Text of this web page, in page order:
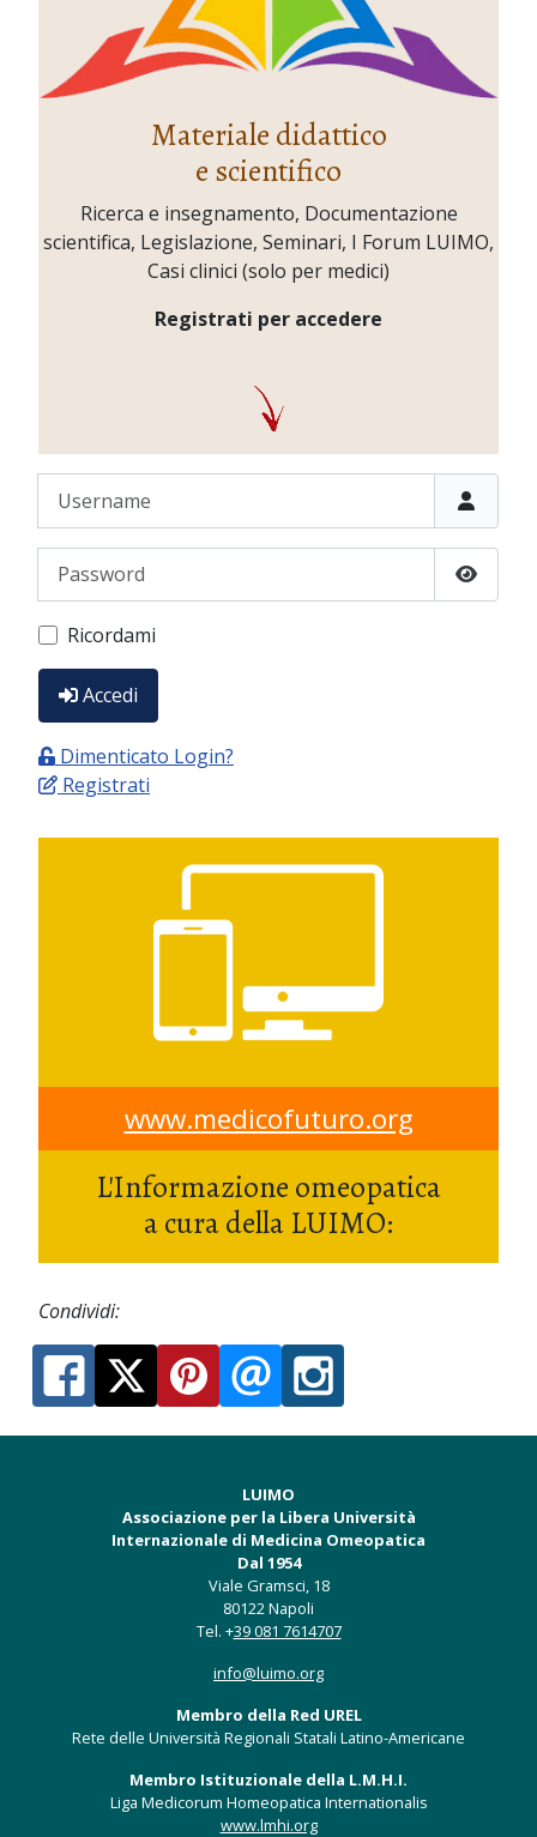
Materiale didattico
e scientifico
Ricerca e insegnamento, Documentazione
scientifica, Legislazione, Seminari, I Forum LUIMO,
Casi clinici (solo per medici)
Registrati per accedere
Password
Show
Ricordami
Accedi
Dimenticato Login?
Registrati
www.medicofuturo.org
L'Informazione omeopatica
a cura della LUIMO:
Condividi:
LUIMO
Associazione per la Libera Università
Internazionale di Medicina Omeopatica
Dal 1954
Viale Gramsci, 18
80122 Napoli
Tel. +39 081 7614707
info@luimo.org
Membro della Red UREL
Rete delle Università Regionali Statali Latino-Americane
Membro Istituzionale della L.M.H.I.
Liga Medicorum Homeopatica Internationalis
www.lmhi.org